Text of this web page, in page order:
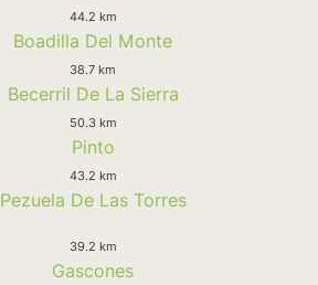
44.2 km
Boadilla Del Monte
38.7 km
Becerril De La Sierra
50.3 km
Pinto
43.2 km
Pezuela De Las Torres
39.2 km
Gascones